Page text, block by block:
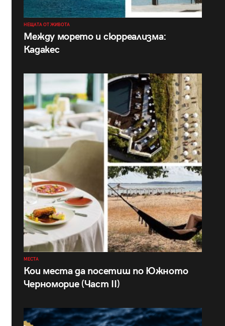
НЕЩАТА ОТ ЖИВОТА
Между морето и сюрреализма:
Кадакес
МЕСТА
Кои места да посетиш по Южното
Черноморие (Част II)